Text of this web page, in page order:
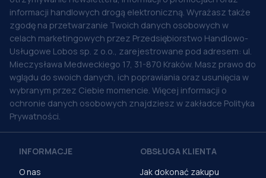
informacji handlowych drogą elektroniczną. Wyrażasz także
zgodę na przetwarzanie Twoich danych osobowych w
celach marketingowych przez Przedsiębiorstwo Handlowo-
Usługowe Lobos sp. z o.o., zarejestrowane pod adresem: ul.
Mieczysława Medweckiego 17, 31-870 Kraków. Masz prawo do
wglądu do swoich danych, ich poprawiania oraz usunięcia w
wybranym przez Ciebie momencie. Więcej informacji o
ochronie danych osobowych znajdziesz w zakładce Polityka
Prywatności.
INFORMACJE
O nas
OBSŁUGA KLIENTA
Jak dokonać zakupu